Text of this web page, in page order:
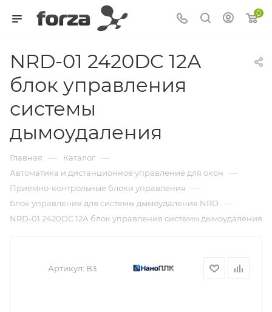
0
NRD-01 2420DC 12А
блок управления
системы
дымоудаления
Главная — Каталог —
Автоматика и дистанционное управление для окон —
Приемно-контрольные блоки управления —
Блок управления для системы дымоудаления NRD —
NRD-01 2420DC 12А блок управления системы дымоудаления
Артикул: В3